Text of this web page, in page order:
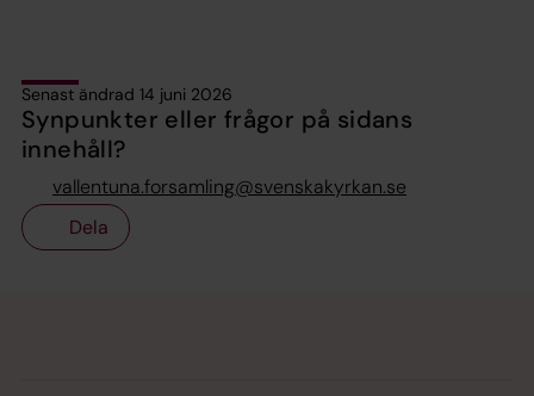
Senast ändrad 14 juni 2026
Synpunkter eller frågor på sidans
innehåll?
vallentuna.forsamling@svenskakyrkan.se
Dela